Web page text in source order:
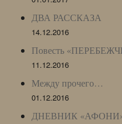
ДВА РАССКАЗА
14.12.2016
Повесть
11.12.2016
Между прочего…
01.12.2016
ДНЕВНИК «АФОНИ»